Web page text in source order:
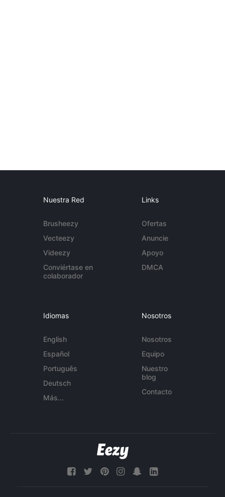
Nuestra Red
Brusheezy
Vecteezy
Videezy
Conviértase en
colaborador
Links
Ofertas
Anuncie
Apoyo
DMCA
Idiomas
English
Español
Português
Deutsch
Más...
Nosotros
Nosotros
Equipo
Nuestro
blog
Contacto